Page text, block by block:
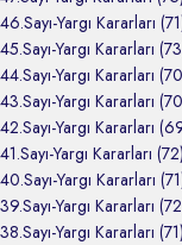
46.Sayı-Yargı Kararları
45.Sayı-Yargı Kararları
44.Sayı-Yargı Kararları
43.Sayı-Yargı Kararları
42.Sayı-Yargı Kararları
41.Sayı-Yargı Kararları (72)
40.Sayı-Yargı Kararları
39.Sayı-Yargı Kararları
38.Sayı-Yargı Kararları (71)